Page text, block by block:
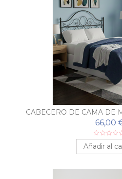
CABECERO DE CAMA DE
66,00
Añadir al